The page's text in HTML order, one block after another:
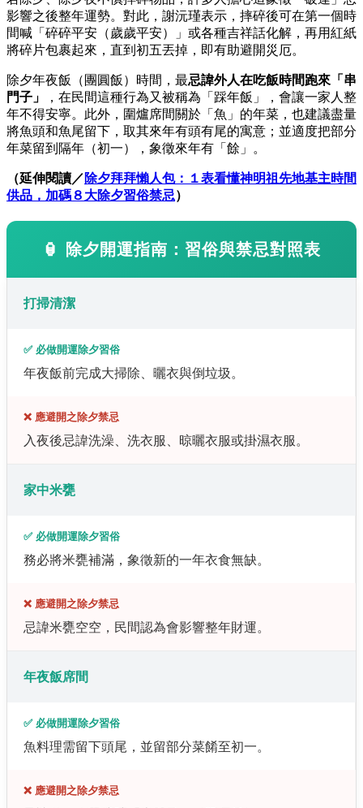
影響之後整年運勢。對此，謝沅瑾表示，摔碎後可在第一個時
間喊「碎碎平安（歲歲平安）」或各種吉祥話化解，再用紅紙
將碎片包裹起來，直到初五丟掉，即有助避開災厄。
除夕年夜飯（團圓飯）時間，最忌諱外人在吃飯時間跑來「串
門子」
，在民間這種行為又被稱為「踩年飯」，會讓一家人整
年不得安寧。此外，圍爐席間關於「魚」的年菜，也建議盡量
將魚頭和魚尾留下，取其來年有頭有尾的寓意；並適度把部分
年菜留到隔年（初一），象徵來年有「餘」。
（延伸閱讀／除夕拜拜懶人包：１表看懂神明祖先地基主時間
供品，加碼８大除夕習俗禁忌）
🏮 除夕開運指南：習俗與禁忌對照表
打掃清潔
✅ 必做開運除夕習俗
年夜飯前完成大掃除、曬衣與倒垃圾。
❌ 應避開之除夕禁忌
入夜後忌諱洗澡、洗衣服、晾曬衣服或掛濕衣服。
家中米甕
✅ 必做開運除夕習俗
務必將米甕補滿，象徵新的一年衣食無缺。
❌ 應避開之除夕禁忌
忌諱米甕空空，民間認為會影響整年財運。
年夜飯席間
✅ 必做開運除夕習俗
魚料理需留下頭尾，並留部分菜餚至初一。
❌ 應避開之除夕禁忌